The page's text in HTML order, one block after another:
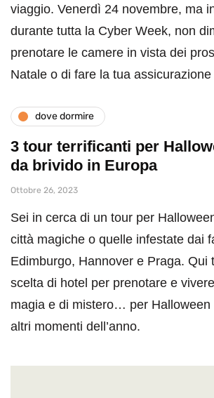
viaggio. Venerdì 24 novembre, ma
durante tutta la Cyber Week, non
prenotare le camere in vista dei
Natale o di fare la tua
dove dormire
3 tour terrificanti per
da brivido in Europa
Ottobre 26, 2023
Sei in cerca di un tour per
città magiche o quelle infestate dai
Edimburgo, Hannover e Praga. Qui
scelta di hotel per prenotare e
magia e di mistero… per Halloween
altri momenti dell’anno.